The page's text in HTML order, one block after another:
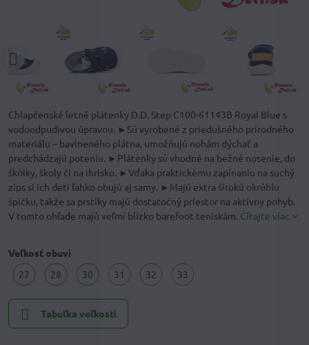
Chlapčenské letné plátenky D.D. Step C100-61143B Royal Blue s
vodoodpudivou úpravou. ►Sú vyrobené z priedušného prírodného
materiálu – bavlneného plátna, umožňujú nohám dýchať a
predchádzajú poteniu. ►Plátenky sú vhodné na bežné nosenie, do
škôlky, školy či na ihrisko. ►Vďaka praktickému zapínaniu na suchý
zips si ich deti ľahko obujú aj samy. ►Majú extra širokú okrúhlu
špičku, takže sa prstíky majú dostatočný priestor na aktívny pohyb.
V tomto ohľade majú veľmi blízko barefoot teniskám. Čítajte viac
Veľkosť obuvi
27
28 30 31 32 33
Tabuľka veľkostí